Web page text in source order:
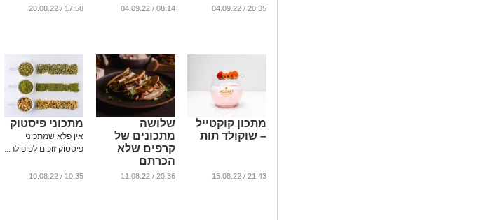
20:35 / 04.09.22
08:14 / 04.09.22
...
17:58 / 28.08.22
מתכון קוקטייל
– שוקולד תות
21:43 / 15.08.22
שלושה
מתכונים של
קרפים שלא
הכרתם
...
20:36 / 11.08.22
מתכוני פיסטוק
אין פלא שמתכוני
פיסטוק זוכים לפופולר...
10:35 / 10.08.22